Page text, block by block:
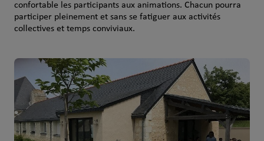
confortable les participants aux animations. Chacun pourra
participer pleinement et sans se fatiguer aux activités
collectives et temps conviviaux.